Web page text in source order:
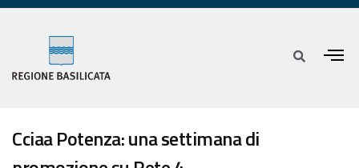
Cciaa Potenza: una settimana di